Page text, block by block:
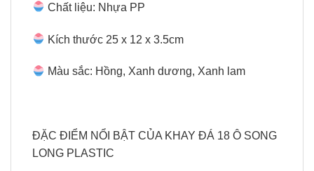
Chất liệu: Nhựa PP
Kích thước 25 x 12 x 3.5cm
Màu sắc: Hồng, Xanh dương, Xanh lam
ĐẶC ĐIỂM NỔI BẬT CỦA KHAY ĐÁ 18 Ô SONG
LONG PLASTIC